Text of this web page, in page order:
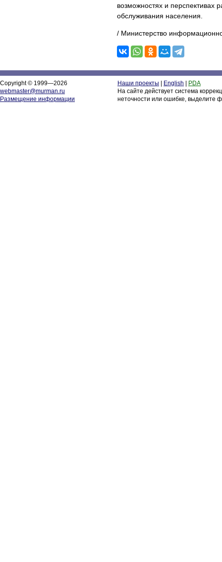
возможностях и перспективах
обслуживания населения.
/ Министерство
Copyright © 1999—2026
webmaster@murman.ru
Размещение информации
Наши проекты English
PDA
На сайте действует система
неточности или ошибке, выделите